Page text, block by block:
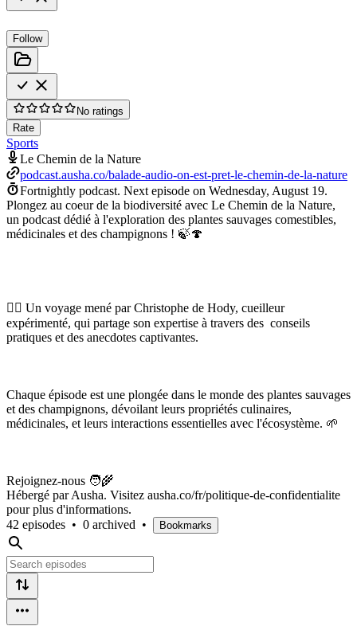
Follow
No ratings
Rate
Sports
Le Chemin de la Nature
podcast.ausha.co/balade-audio-on-est-pret-le-chemin-de-la-nature
Fortnightly podcast. Next episode on Wednesday, August 19.
Plongez au coeur de la biodiversité avec Le Chemin de la Nature,
un podcast dédié à l'exploration des plantes sauvages comestibles,
médicinales et des champignons ! 🍃🍄
👉🏼 Un voyage mené par Christophe de Hody, cueilleur
expérimenté, qui partage son expertise à travers des conseils
pratiques et des anecdotes captivantes.
Chaque épisode est une plongée dans le monde des plantes sauvages
et des champignons, dévoilant leurs propriétés culinaires,
médicinales, et leurs interactions essentielles avec l'écosystème. 🌱
Rejoignez-nous 🧑‍🌾
Hébergé par Ausha. Visitez ausha.co/fr/politique-de-confidentialite
pour plus d'informations.
42 episodes • 0 archived • Bookmarks